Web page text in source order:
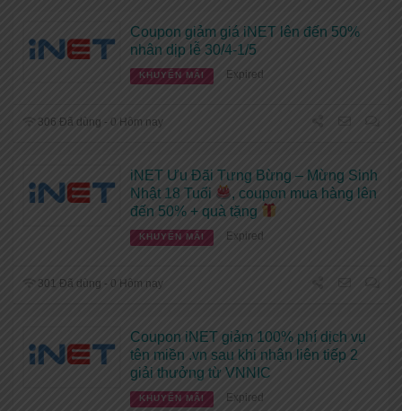
Coupon giảm giá iNET lên đến 50%
nhân dịp lễ 30/4-1/5
KHUYẾN MÃI Expired
306 Đã dùng - 0 Hôm nay
iNET Ưu Đãi Tưng Bừng – Mừng Sinh
Nhật 18 Tuổi
, coupon mua hàng lên
đến 50% + quà tặng
KHUYẾN MÃI Expired
301 Đã dùng - 0 Hôm nay
Coupon iNET giảm 100% phí dịch vụ
tên miền .vn sau khi nhận liên tiếp 2
giải thưởng từ VNNIC
KHUYẾN MÃI Expired